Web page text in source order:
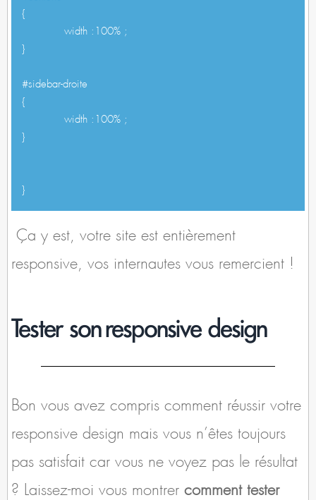
{
width :100% ;
}
#sidebar-droite
{
width :100% ;
}
}
Ça y est, votre site est entièrement
responsive, vos internautes vous remercient !
Tester son responsive design
Bon vous avez compris comment réussir votre
responsive design mais vous n’êtes toujours
pas satisfait car vous ne voyez pas le résultat
? Laissez-moi vous montrer comment tester